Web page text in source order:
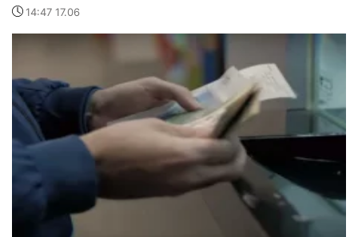
14:47 17.06